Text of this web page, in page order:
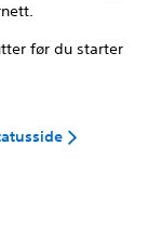
før du starter